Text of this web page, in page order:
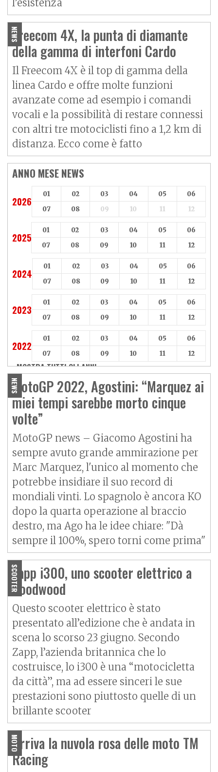
l’esistenza
NEWS
Freecom 4X, la punta di diamante
della gamma di interfoni Cardo
Il Freecom 4X è il top di gamma della
linea Cardo e offre molte funzioni
avanzate come ad esempio i comandi
vocali e la possibilità di restare connessi
con altri tre motociclisti fino a 1,2 km di
distanza. Ecco come è fatto
ANNO MESE NEWS
2026
01 02 03 04 05
06
07
08 09 10 11 12
2025
01 02 03 04 05
06
07
08 09 10 11 12
2024
01 02 03 04 05
06
07
08 09 10 11 12
2023
01 02 03 04 05
06
07
08 09 10 11 12
2022
01 02 03 04 05
06
07
08 09 10 11 12
MOSTRA TUTTI GLI ANNI »
NEWS
MotoGP 2022, Agostini: “Marquez ai
miei tempi sarebbe morto cinque
volte”
MotoGP news – Giacomo Agostini ha
sempre avuto grande ammirazione per
Marc Marquez, l'unico al momento che
potrebbe insidiare il suo record di
mondiali vinti. Lo spagnolo è ancora KO
dopo la quarta operazione al braccio
destro, ma Ago ha le idee chiare: "Dà
sempre il 100%, spero torni come prima"
SCOOTER
Zapp i300, uno scooter elettrico a
Goodwood
Questo scooter elettrico è stato
presentato all’edizione che è andata in
scena lo scorso 23 giugno. Secondo
Zapp, l’azienda britannica che lo
costruisce, lo i300 è una “motocicletta
da città”, ma ad essere sinceri le sue
prestazioni sono piuttosto quelle di un
brillante scooter
MOTO
Arriva la nuvola rosa delle moto TM
Racing